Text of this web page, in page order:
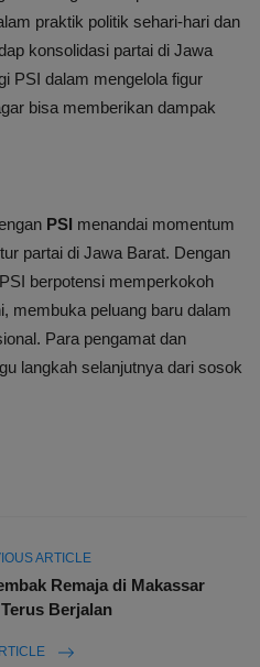
praktik politik sehari-hari dan
konsolidasi partai di Jawa
PSI dalam mengelola figur
bisa memberikan dampak
PSI menandai momentum
partai di Jawa Barat. Dengan
berpotensi memperkokoh
membuka peluang baru dalam
Para pengamat dan
langkah selanjutnya dari sosok
ARTICLE
Remaja di Makassar
Berjalan